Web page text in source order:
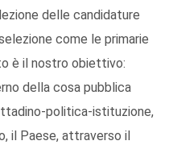
delle candidature
come le primarie
è il nostro obiettivo:
della cosa pubblica
politica-istituzione,
il Paese, attraverso il